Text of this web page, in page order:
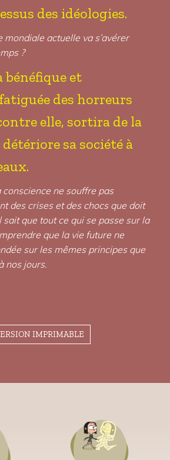
des idéologies.
mondiale actuelle va s’avérer
?
bénéfique et
des horreurs
elle, sortira de la
sa société à
conscience ne souffre pas
des crises et des chocs que doit
sait que tout ce qui se passe sur la
que la vie future ne
sur les mêmes principes que
nos jours.
IMPRIMABLE